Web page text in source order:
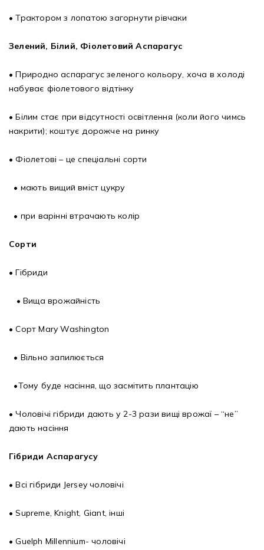
• Трактором з лопатою загорнути рівчаки
Зелений, Білий, Фіолетовий Аспарагус
• Природно аспарагус зеленого кольору, хоча в холоді
набуває фіолетового відтінку
• Білим стає при відсутності освітлення (коли його чимсь
накрити); коштує дорожче на ринку
• Фіолетові – це спеціальні сорти
• мають вищий вміст цукру
• при варінні втрачають колір
Сорти
• Гібриди
• Вища врожайність
• Сорт Mary Washington
• Вільно запилюється
•Тому буде насіння, що засмітить плантацію
• Чоловічі гібриди дають у 2-3 рази вищі врожаї – “не”
дають насіння
Гібриди Аспарагусу
• Всі гібриди Jersey чоловічі
• Supreme, Knight, Giant, інші
• Guelph Millennium- чоловічі